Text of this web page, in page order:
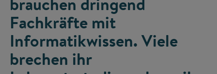
Fachkräfte mit
Informatikwissen. Viele
brechen ihr